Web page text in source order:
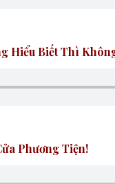
Hiểu Biết Thì
Phương Tiện!